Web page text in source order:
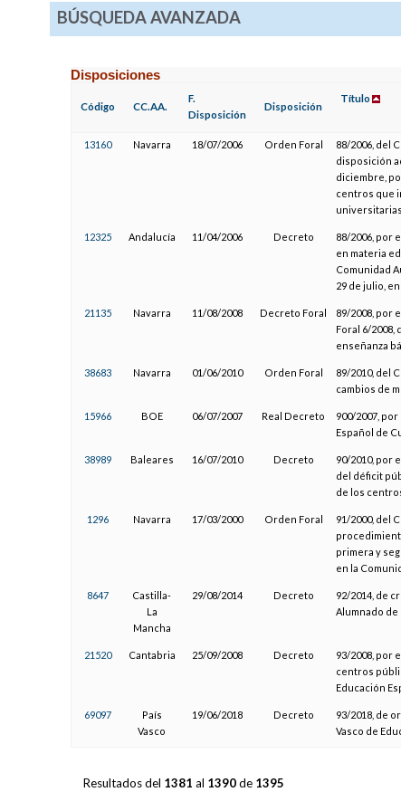
BÚSQUEDA AVANZADA
Disposiciones
Código CC.AA.
F.
Disposición
Disposición
Título
13160 Navarra 18/07/2006 Orden Foral
88/2006, del
disposición
diciembre,
centros que
universitarias
12325 Andalucía 11/04/2006 Decreto
88/2006, por
en materia
Comunidad
29 de julio,
21135 Navarra 11/08/2008 Decreto Foral
89/2008, por
Foral 6/2008,
enseñanza
38683 Navarra 01/06/2010 Orden Foral
89/2010, del
cambios de
15966 BOE 06/07/2007 Real Decreto
900/2007,
Español de
38989 Baleares 16/07/2010 Decreto
90/2010, por
del déficit
de los
1296 Navarra 17/03/2000 Orden Foral
91/2000, del
primera y
en la
8647
Castilla-
La
Mancha
29/08/2014 Decreto
92/2014, de
Alumnado de
21520 Cantabria 25/09/2008 Decreto
93/2008, por
centros
Educación
69097
País
Vasco
19/06/2018 Decreto
93/2018, de
Vasco de
Resultados del 1381 al 1390de 1395